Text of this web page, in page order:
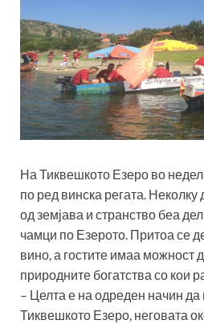
На Тиквешкото Езеро во
по ред винска регата. Неколку
од земјава и странство беа
чамци по Езерото. Притоа се
вино, а гостите имаа можност
природните богатства со кои
– Целта е на одреден начин
Тиквешкото Езеро, неговата